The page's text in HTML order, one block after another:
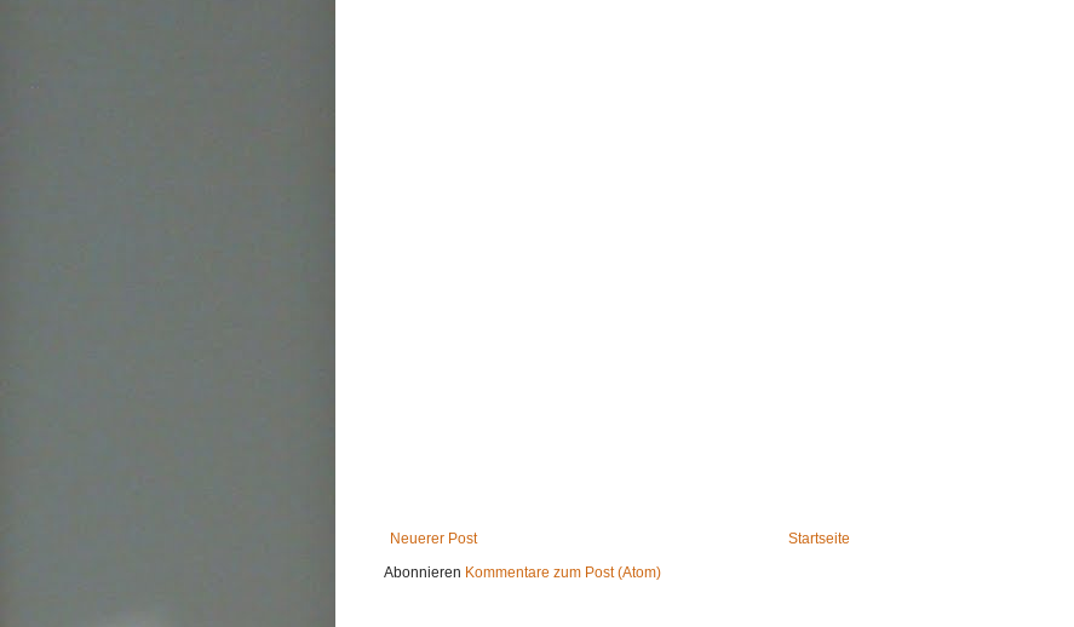
Neuerer Post
Startseite
Abonnieren Kommentare zum Post (Atom)